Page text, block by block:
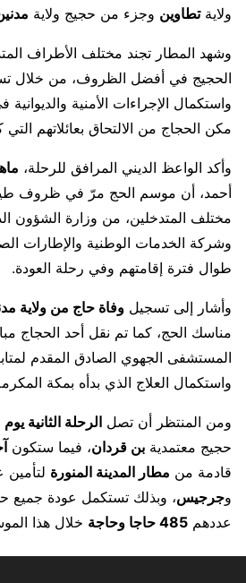
ولايةتطاوين وجزء من حجيج ولاية
وشهد المطار تجند مختلف الأطراف
الحجيج في أفضل الظروف، من خلال
واستكمال الإجراءات الأمنية
مكن الحجاج من الالتحاق بعائلاتهم
وأكد الواعظ الديني المرافق للرحلة،
أحمد، أن موسم الحج مرّ في ظروف
مختلف المتدخلين، من وزارة الشؤون
وشركة الخدمات الوطنية والإطارات
طوال فترة إقامتهم وفي رحلة العودة.
وأشار إلى تسجيل وفاة حاج من ولاية
مناسك الحج، كما تم نقل أحد الحجاج
المستشفى الجهوي الصادق المقدم
واستكمال العلاج الذي بدأه بمكة
ومن المنتظر أن تصل الرحلة الثانية يوم 6 جوان
حجيج معتمدية بن قردان، فيما ستكون
قادمة من مطار المدينة المنورة
وجرجيس، وبذلك تستكمل عودة جميع
عددهم 485 حاجا وحاجة خلال هذا